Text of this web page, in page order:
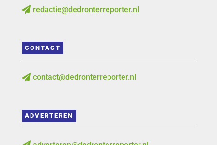
 redactie@dedronterreporter.nl
CONTACT
 contact@dedronterreporter.nl
ADVERTEREN